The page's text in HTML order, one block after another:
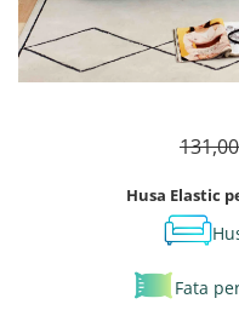
Husa Elastic
Fata